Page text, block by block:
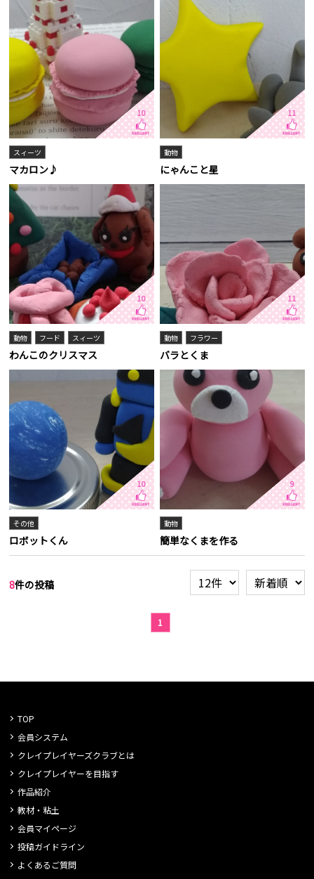
10
スィーツ
マカロン♪
11
動物
にゃんこと星
10
動物 フード スィーツ
わんこのクリスマス
11
動物 フラワー
バラとくま
10
その他
ロボットくん
9
動物
簡単なくまを作る
8件の投稿
1
TOP
会員システム
クレイプレイヤーズクラブとは
クレイプレイヤーを目指す
作品紹介
教材・粘土
会員マイページ
投稿ガイドライン
よくあるご質問